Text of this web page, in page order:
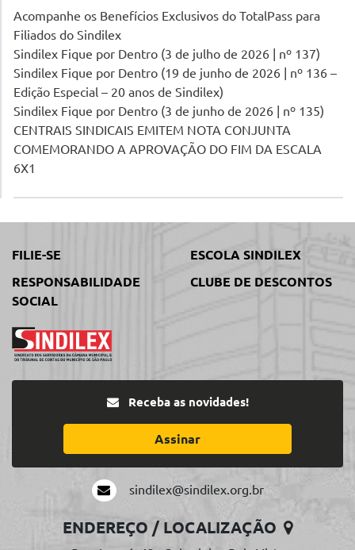
Acompanhe os Benefícios Exclusivos do TotalPass para
Filiados do Sindilex
Sindilex Fique por Dentro (3 de julho de 2026 | nº 137)
Sindilex Fique por Dentro (19 de junho de 2026 | nº 136 –
Edição Especial – 20 anos de Sindilex)
Sindilex Fique por Dentro (3 de junho de 2026 | nº 135)
CENTRAIS SINDICAIS EMITEM NOTA CONJUNTA
COMEMORANDO A APROVAÇÃO DO FIM DA ESCALA
6X1
FILIE-SE
ESCOLA SINDILEX
RESPONSABILIDADE
SOCIAL
CLUBE DE DESCONTOS
Receba as novidades!
Assinar
sindilex@sindilex.org.br
ENDEREÇO / LOCALIZAÇÃO